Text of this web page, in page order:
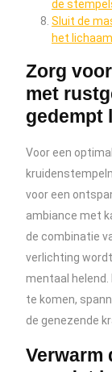
de
Sluit de
het
Zorg
met
gedempt
Voor een
voor een
ambiance met
de combinatie
verlichting
mentaal
te komen,
de genezende
Verwarm